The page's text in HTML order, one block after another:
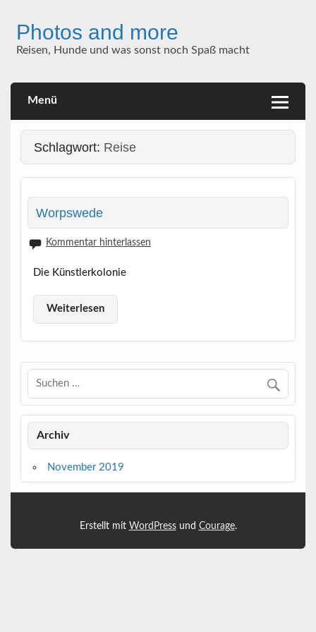
contentPhotos and more
Reisen, Hunde und was sonst noch Spaß macht
Menü
Schlagwort: Reise
Worpswede
Kommentar hinterlassen
Die Künstlerkolonie
Weiterlesen
Archiv
November 2019
Erstellt mit WordPressund Courage.